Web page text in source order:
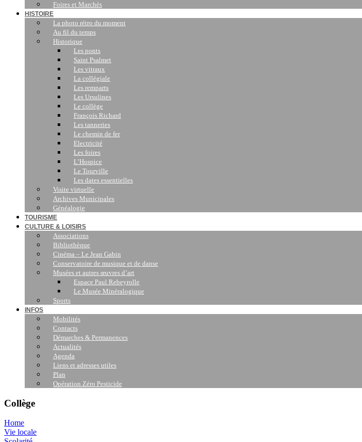
Foires et Marchés
HISTOIRE
La photo rétro du moment
Au fil du temps
Historique
Les ponts
Saint Psalmet
Les vitraux
La collégiale
Les remparts
Les Ursulines
Le collège
François Richard
Les tanneries
Le chemin de fer
Electricité
Les foires
L’Hospice
Le Tourville
Les dates essentielles
Visite virtuelle
Archives Municipales
Généalogie
TOURISME
CULTURE & LOISIRS
Associations
Bibliothèque
Cinéma – Le Jean Gabin
Conservatoire de musique et de danse
Musées et autres œuvres d’art
Espace Paul Rebeyrolle
Le Musée Minéralogique
Sports
INFOS
Mobilités
Contacts
Démarches & Permanences
Actualités
Agenda
Liens et adresses utiles
Plan
Opération Zéro Pesticide
Collège
Home
Vie locale